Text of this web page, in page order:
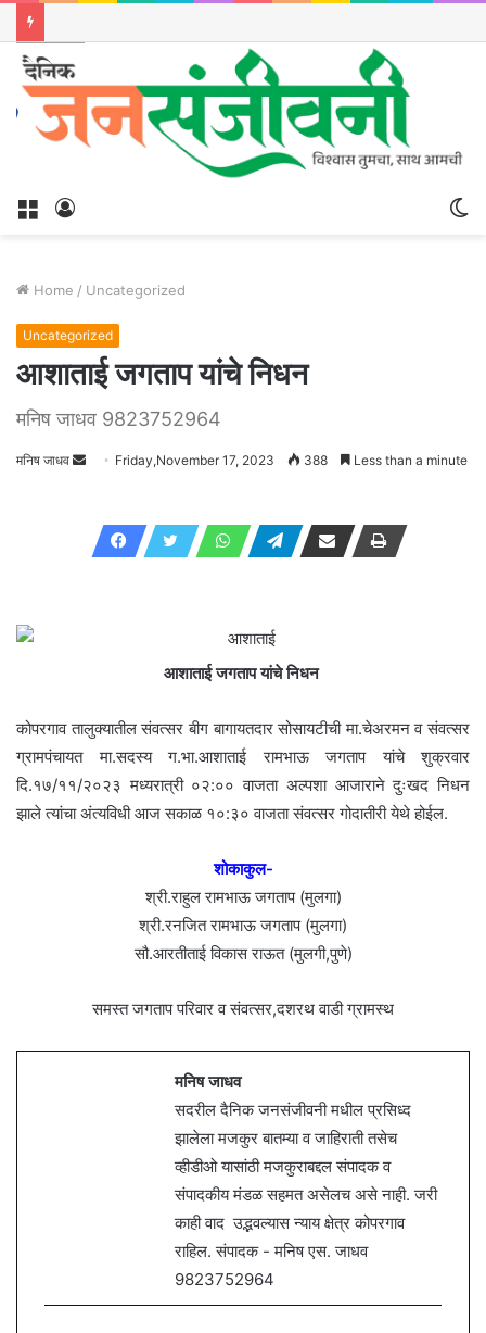
Menu
Home / Uncategorized
Uncategorized
आशाताई जगताप यांचे निधन
मनिष जाधव 9823752964
मनिष जाधव
SendFriday,November 17, 2023 388 Less than a minute
आशाताई जगताप यांचे निधन
कोपरगाव तालुक्यातील संवत्सर बीग बागायतदार सोसायटीची मा.चेअरमन व संवत्सर
ग्रामपंचायत मा.सदस्य ग.भा.आशाताई रामभाऊ जगताप यांचे शुक्रवार
दि.१७/११/२०२३ मध्यरात्री ०२:०० वाजता अल्पशा आजाराने दुःखद निधन
झाले त्यांचा अंत्यविधी आज सकाळ १०:३० वाजता संवत्सर गोदातीरी येथे होईल.
शोकाकुल-
श्री.राहुल रामभाऊ जगताप (मुलगा)
श्री.रनजित रामभाऊ जगताप (मुलगा)
सौ.आरतीताई विकास राऊत (मुलगी,पुणे)
समस्त जगताप परिवार व संवत्सर,दशरथ वाडी ग्रामस्थ
मनिष जाधव
सदरील दैनिक जनसंजीवनी मधील प्रसिध्द
झालेला मजकुर बातम्या व जाहिराती तसेच
व्हीडीओ यासांठी मजकुराबद्दल संपादक व
संपादकीय मंडळ सहमत असेलच असे नाही. जरी
काही वाद उद्भवल्यास न्याय क्षेत्र कोपरगाव
राहिल. संपादक - मनिष एस. जाधव
9823752964